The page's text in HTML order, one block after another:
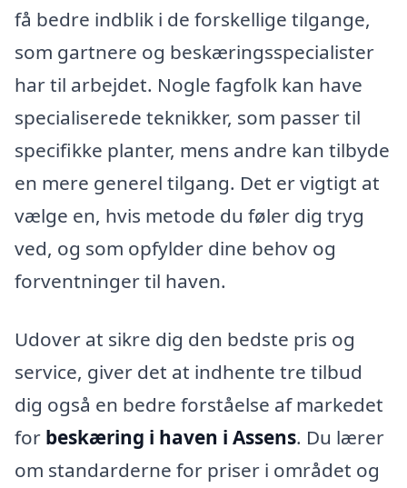
få bedre indblik i de forskellige tilgange,
som gartnere og beskæringsspecialister
har til arbejdet. Nogle fagfolk kan have
specialiserede teknikker, som passer til
specifikke planter, mens andre kan tilbyde
en mere generel tilgang. Det er vigtigt at
vælge en, hvis metode du føler dig tryg
ved, og som opfylder dine behov og
forventninger til haven.
Udover at sikre dig den bedste pris og
service, giver det at indhente tre tilbud
dig også en bedre forståelse af markedet
for beskæring i haven i Assens. Du lærer
om standarderne for priser i området og